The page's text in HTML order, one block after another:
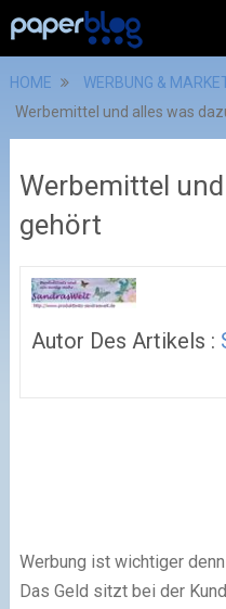
HOME
WERBUNG &
Werbemittel und alles was
Werbemittel
gehört
Autor Des Artikels :
Werbung ist wichtiger denn
Das Geld sitzt bei der